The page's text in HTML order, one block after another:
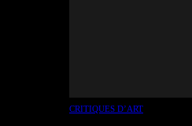
CRITIQUES D’ART